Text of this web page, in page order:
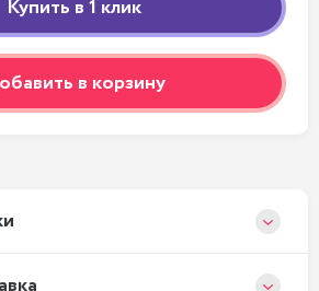
в корзину